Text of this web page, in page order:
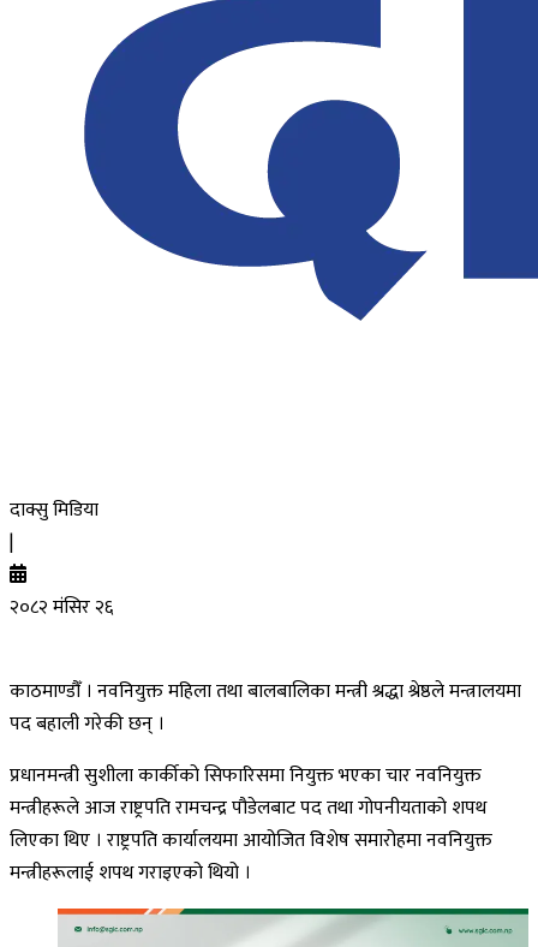
दाक्सु मिडिया
|
२०८२ मंसिर २६
काठमाण्डौँ । नवनियुक्त महिला तथा बालबालिका मन्त्री श्रद्धा श्रेष्ठले मन्त्रालयमा
पद बहाली गरेकी छन् ।
प्रधानमन्त्री सुशीला कार्कीको सिफारिसमा नियुक्त भएका चार नवनियुक्त
मन्त्रीहरूले आज राष्ट्रपति रामचन्द्र पौडेलबाट पद तथा गोपनीयताको शपथ
लिएका थिए । राष्ट्रपति कार्यालयमा आयोजित विशेष समारोहमा नवनियुक्त
मन्त्रीहरूलाई शपथ गराइएको थियो ।